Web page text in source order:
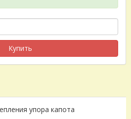
Купить
упора капота